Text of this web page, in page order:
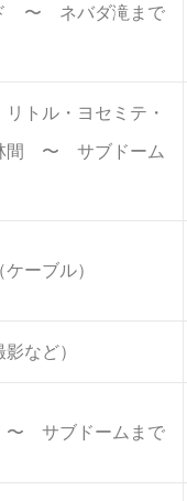
〜 ネバダ滝まで
トル・ヨセミテ・
〜 サブドーム
ーブル）
など）
サブドームまで